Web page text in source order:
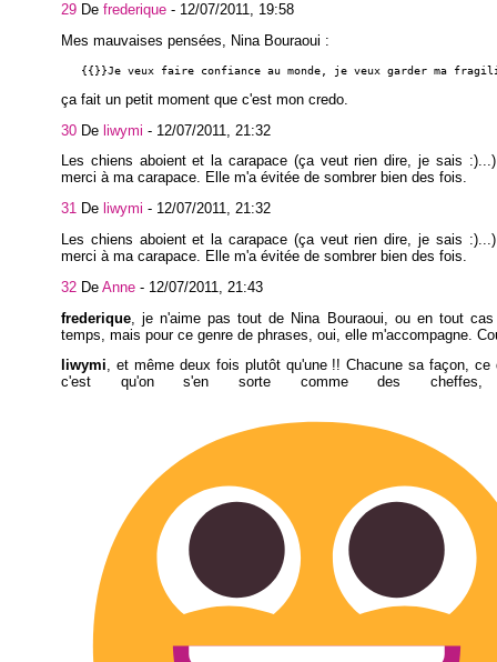
29 De frederique - 12/07/2011, 19:58
Mes mauvaises pensées, Nina Bouraoui :
{{}}Je veux faire confiance au monde, je veux garder ma
ça fait un petit moment que c'est mon credo.
30 De liwymi - 12/07/2011, 21:32
Les chiens aboient et la carapace (ça veut rien dire, je sais
merci à ma carapace. Elle m'a évitée de sombrer bien des fois.
31 De liwymi - 12/07/2011, 21:32
Les chiens aboient et la carapace (ça veut rien dire, je sais
merci à ma carapace. Elle m'a évitée de sombrer bien des fois.
32 De Anne - 12/07/2011, 21:43
frederique , je n'aime pas tout de Nina Bouraoui, ou en tout
temps, mais pour ce genre de phrases, oui, elle m'accompagne.
liwymi, et même deux fois plutôt qu'une !! Chacune sa façon, ce
c'est qu'on s'en sorte comme des